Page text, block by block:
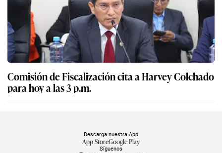
Comisión de Fiscalización cita a Harvey Colchado
para hoy a las 3 p.m.
Síguenos
Descarga nuestra App
App StoreGoogle Play